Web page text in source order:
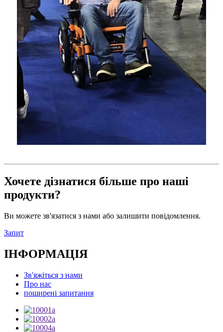
Хочете дізнатися більше про наші
продукти?
Ви можете зв'язатися з нами або залишити повідомлення.
Запит
ІНФОРМАЦІЯ
Зв'яжіться з нами
Про нас
поширені запитання